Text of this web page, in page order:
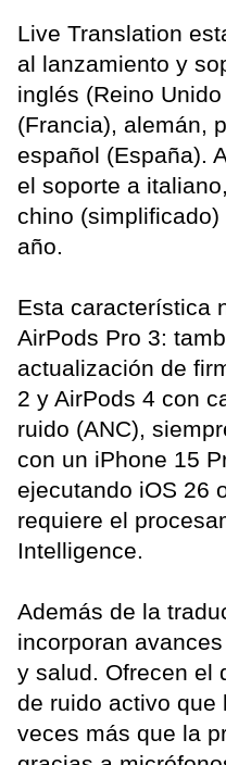
Live Translation
al lanzamiento y
inglés (Reino
(Francia), alemán,
español (España).
el soporte a
chino
año.
Esta característica
AirPods Pro 3:
actualización de
2 y AirPods 4 con
ruido (ANC),
con un iPhone 15
ejecutando iOS 26
requiere el
Intelligence.
Además de la
incorporan
y salud. Ofrecen el
de ruido activo que
veces más que la